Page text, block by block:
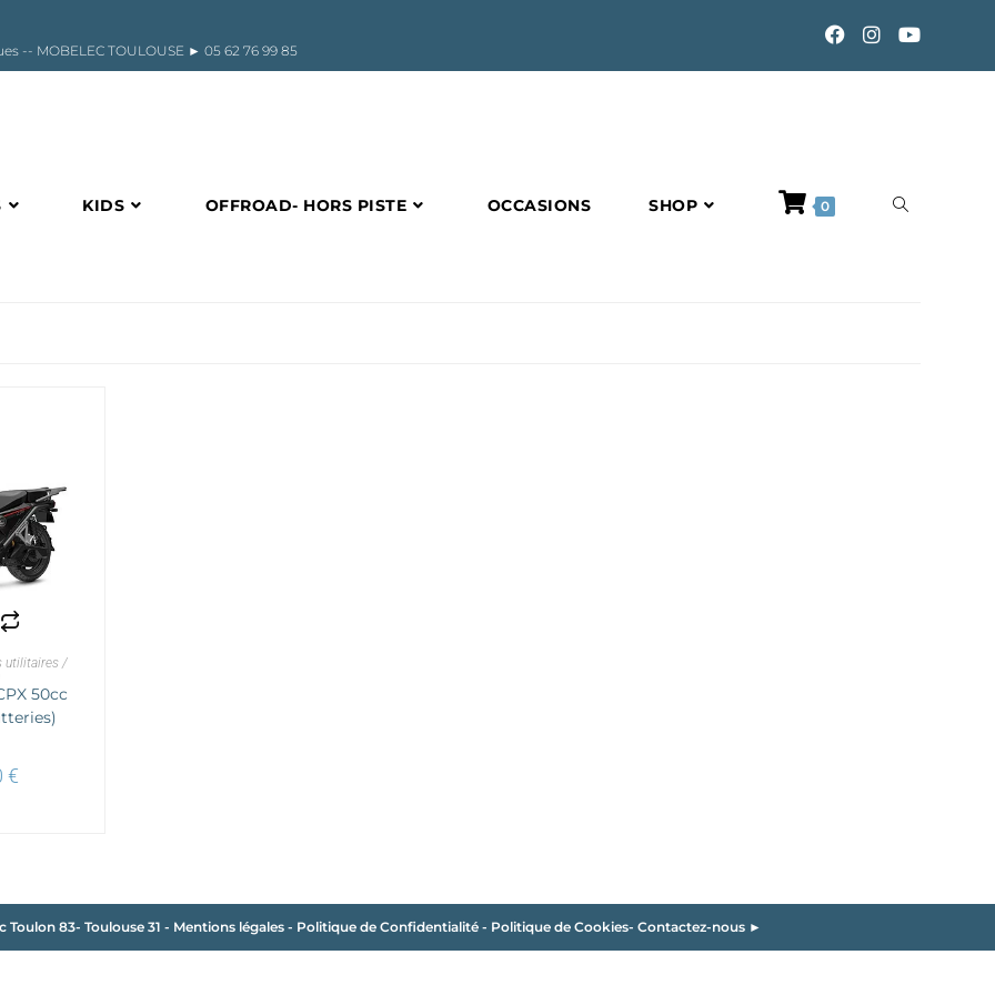
-- MOBELEC TOULOUSE ► 05 62 76 99 85
KIDS OFFROAD- HORS PISTE OCCASIONS SHOP 0 TOGGLE
utilitaires /
50cc
€
Toulon 83- Toulouse 31 - Mentions légales- Politique de Confidentialité- Politique de Cookies- Contactez-nous ►